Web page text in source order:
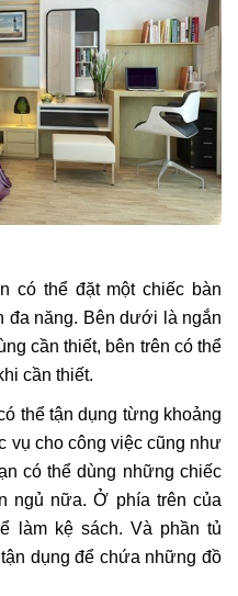
có thể đặt một chiếc bàn
đa năng. Bên dưới là ngắn
cần thiết, bên trên có thể
cần thiết.
thể tận dụng từng khoảng
vụ cho công việc cũng như
có thể dùng những chiếc
ngủ nữa. Ở phía trên của
làm kệ sách. Và phần tủ
dụng để chứa những đồ